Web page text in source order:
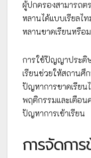
ผู้ปกครองสามารถต
หลานได้แบบเรียลไ
หลานขาดเรียนหรือ
การใช้ปัญญาประดิษ
เรียนช่วยให้สถานศึ
ปัญหาการขาดเรียน
พฤติกรรมและเตือน
ปัญหาการเข้าเรียน
การจัดกา